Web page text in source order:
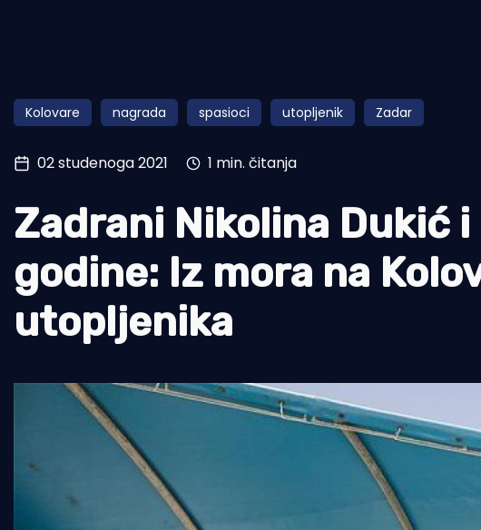
Pomorstvo
Ribolov
Tradicija i kultura
Kolovare nagrada spasioci utopljenik Zadar
02 studenoga 2021 1 min. čitanja
Zadrani Nikolina Dukić
godine: Iz mora na
utopljenika